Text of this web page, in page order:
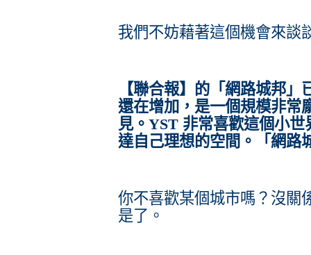
我們不妨藉著這個機會來談
【聯合報】的「網路城邦
還在增加，是一個規模非常
見。YST 非常喜歡這個小
達自己理想的空間。「網路
你不喜歡某個城市嗎？沒關
是了。